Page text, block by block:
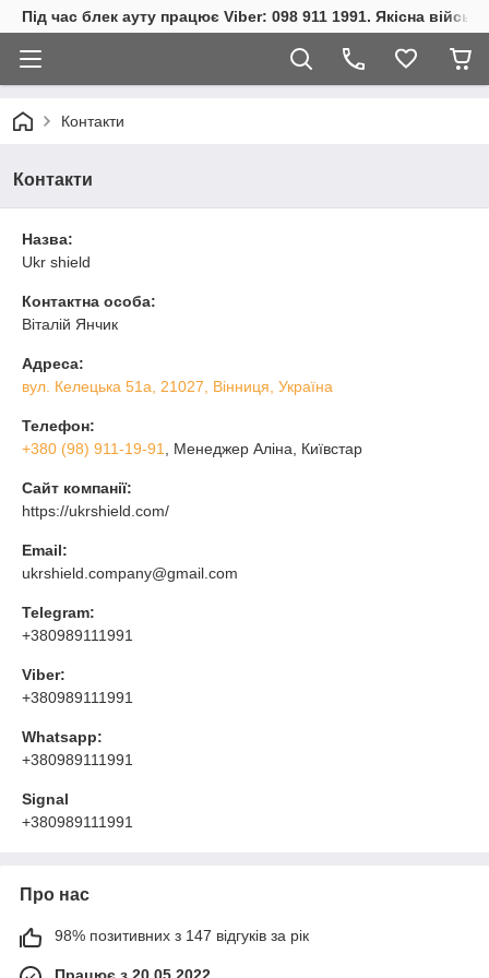
Під час блек ауту працює Viber: 098 911 1991. Якісна
Контакти
Контакти
Назва:
Ukr shield
Контактна особа:
Віталій Янчик
Адреса:
вул. Келецька 51а, 21027, Вінниця, Україна
Телефон:
+380 (98) 911-19-91
, Менеджер Аліна, Київстар
Сайт компанії:
https://ukrshield.com/
Email:
ukrshield.company@gmail.com
Telegram:
+380989111991
Viber:
+380989111991
Whatsapp:
+380989111991
Signal
+380989111991
Про нас
98% позитивних з 147 відгуків за рік